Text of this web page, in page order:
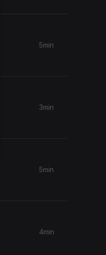
5min
3min
5min
4min